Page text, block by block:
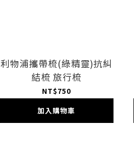
利物浦攜帶梳(綠精靈)抗糾
結梳 旅行梳
NT$750
加入購物車